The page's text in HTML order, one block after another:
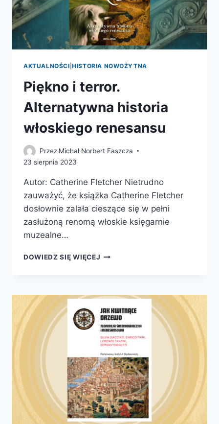
AKTUALNOŚCI |HISTORIA NOWOŻYTNA
Piękno i terror.
Alternatywna historia
włoskiego renesansu
Przez Michał Norbert Faszcza
23 sierpnia 2023
Autor: Catherine Fletcher Nietrudno
zauważyć, że książka Catherine Fletcher
dosłownie zalała cieszące się w pełni
zasłużoną renomą włoskie księgarnie
muzealne…
DOWIEDZ SIĘ WIĘCEJ PIĘKNO
HISTORIA
RENESANSU